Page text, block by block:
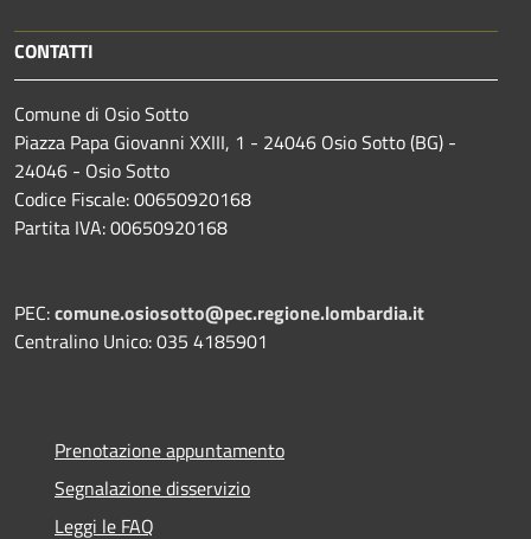
CONTATTI
Comune di Osio Sotto
Piazza Papa Giovanni XXIII, 1 - 24046 Osio Sotto (BG) -
24046 - Osio Sotto
Codice Fiscale: 00650920168
Partita IVA: 00650920168
PEC:comune.osiosotto@pec.regione.lombardia.it
Centralino Unico: 035 4185901
Prenotazione appuntamento
Segnalazione disservizio
Leggi le FAQ